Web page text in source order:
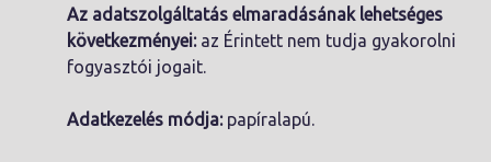
Az adatszolgáltatás elmaradásának lehetséges
következményei: az Érintett nem tudja gyakorolni
fogyasztói jogait.
Adatkezelés módja:papíralapú.